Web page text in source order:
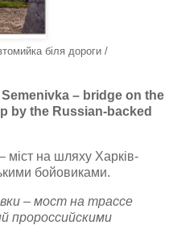
біля дороги /
– bridge on the
by the Russian-backed
міст на шляху Харків-
бойовиками.
– мост на трассе
пророссийскими